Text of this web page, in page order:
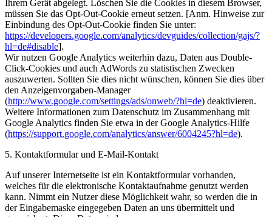
Ihrem Gerät abgelegt. Löschen Sie die Cookies in diesem Browser,
müssen Sie das Opt-Out-Cookie erneut setzen. [Anm. Hinweise zur
Einbindung des Opt-Out-Cookie finden Sie unter:
https://developers.google.com/analytics/devguides/collection/gajs/?
hl=de#disable].
Wir nutzen Google Analytics weiterhin dazu, Daten aus Double-
Click-Cookies und auch AdWords zu statistischen Zwecken
auszuwerten. Sollten Sie dies nicht wünschen, können Sie dies über
den Anzeigenvorgaben-Manager
(http://www.google.com/settings/ads/onweb/?hl=de) deaktivieren.
Weitere Informationen zum Datenschutz im Zusammenhang mit
Google Analytics finden Sie etwa in der Google Analytics-Hilfe
(https://support.google.com/analytics/answer/6004245?hl=de).
5. Kontaktformular und E-Mail-Kontakt
Auf unserer Internetseite ist ein Kontaktformular vorhanden,
welches für die elektronische Kontaktaufnahme genutzt werden
kann. Nimmt ein Nutzer diese Möglichkeit wahr, so werden die in
der Eingabemaske eingegeben Daten an uns übermittelt und